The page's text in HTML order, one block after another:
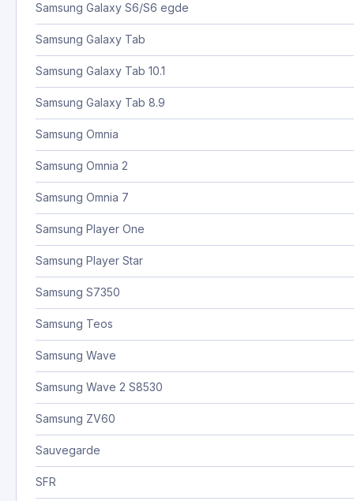
Samsung Galaxy S6/S6 egde
Samsung Galaxy Tab
Samsung Galaxy Tab 10.1
Samsung Galaxy Tab 8.9
Samsung Omnia
Samsung Omnia 2
Samsung Omnia 7
Samsung Player One
Samsung Player Star
Samsung S7350
Samsung Teos
Samsung Wave
Samsung Wave 2 S8530
Samsung ZV60
Sauvegarde
SFR